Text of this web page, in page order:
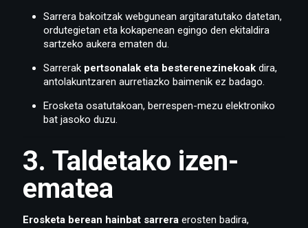
Sarrera bakoitzak webgunean argitaratutako datetan,
ordutegietan eta kokapenean egingo den ekitaldira
sartzeko aukera ematen du.
Sarrerak pertsonalak eta besterenezinekoak dira,
antolakuntzaren aurretiazko baimenik ez badago.
Erosketa osatutakoan, berrespen-mezu elektroniko
bat jasoko duzu.
3. Taldetako izen-
ematea
Erosketa berean hainbat sarrera erosten badira,